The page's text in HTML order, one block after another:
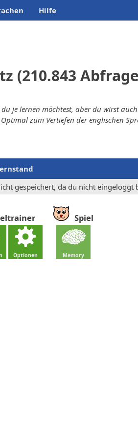
Hilfe
(210.843
je lernen möchtest, aber du wirst
zum Vertiefen der englischen
gespeichert, da du nicht eingeloggt
Optionen
Spiel
Memory